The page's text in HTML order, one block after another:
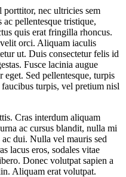
porttitor, nec ultricies sem
pellentesque tristique,
quis erat fringilla rhoncus.
orci. Aliquam iaculis
ut. Duis consectetur felis id
Fusce lacinia augue
eget. Sed pellentesque, turpis
turpis, vel pretium nisl
Cras interdum aliquam
ac cursus blandit, nulla mi
dui. Nulla vel mauris sed
lacus eros, sodales vitae
Donec volutpat sapien a
Aliquam erat volutpat.